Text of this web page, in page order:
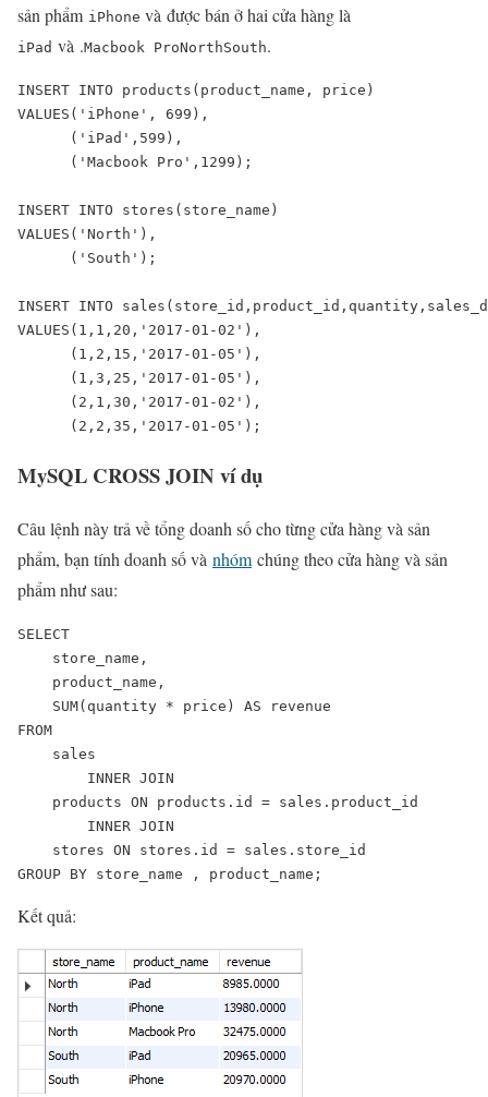
sản phẩm iPhone và được bán ở hai cửa hàng là
iPad và .Macbook ProNorthSouth.
INSERT INTO products(product_name, price)
VALUES('iPhone', 699),
      ('iPad',599),
      ('Macbook Pro',1299);
INSERT INTO stores(store_name)
VALUES('North'),
      ('South');
INSERT INTO
VALUES(1,1,20,'2017-01-02'),
      (1,2,15,'2017-01-05'),
      (1,3,25,'2017-01-05'),
      (2,1,30,'2017-01-02'),
      (2,2,35,'2017-01-05');
MySQL CROSS JOIN ví dụ
Câu lệnh này trả về tổng doanh số cho từng cửa hàng và sản
phẩm, bạn tính doanh số và nhóm chúng theo cửa hàng và sản
phẩm như sau:
SELECT
    store_name,
    product_name,
    SUM(quantity * price) AS revenue
FROM
    sales
        INNER JOIN
    products ON products.id = sales.product_id
        INNER JOIN
    stores ON stores.id = sales.store_id
GROUP BY store_name , product_name;
Kết quả: